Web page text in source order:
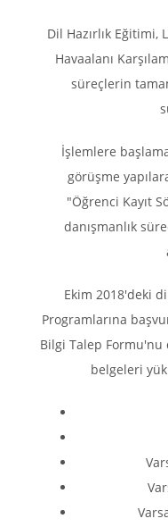
Dil Hazırlık Eğitimi,
Havaalanı
süreçlerin
İşlemlere
görüşme
"Öğrenci Kayıt
danışmanlık
Ekim 2018'deki
Programlarına
Bilgi Talep Formu'nu
belgeleri